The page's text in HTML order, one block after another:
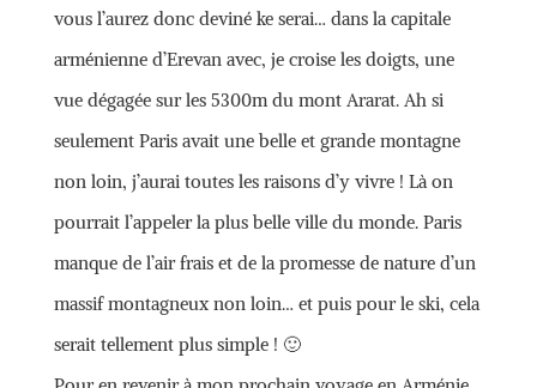
vous l’aurez donc deviné ke serai… dans la capitale
arménienne d’Erevan avec, je croise les doigts, une
vue dégagée sur les 5300m du mont Ararat. Ah si
seulement Paris avait une belle et grande montagne
non loin, j’aurai toutes les raisons d’y vivre ! Là on
pourrait l’appeler la plus belle ville du monde. Paris
manque de l’air frais et de la promesse de nature d’un
massif montagneux non loin… et puis pour le ski, cela
serait tellement plus simple ! 🙂